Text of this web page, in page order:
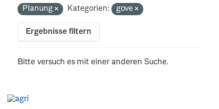
Planung
Kategorien: gove
Ergebnisse filtern
Bitte versuch es mit einer anderen Suche.